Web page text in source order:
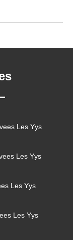
Les Yys
Les Yys
Les Yys
Les Yys